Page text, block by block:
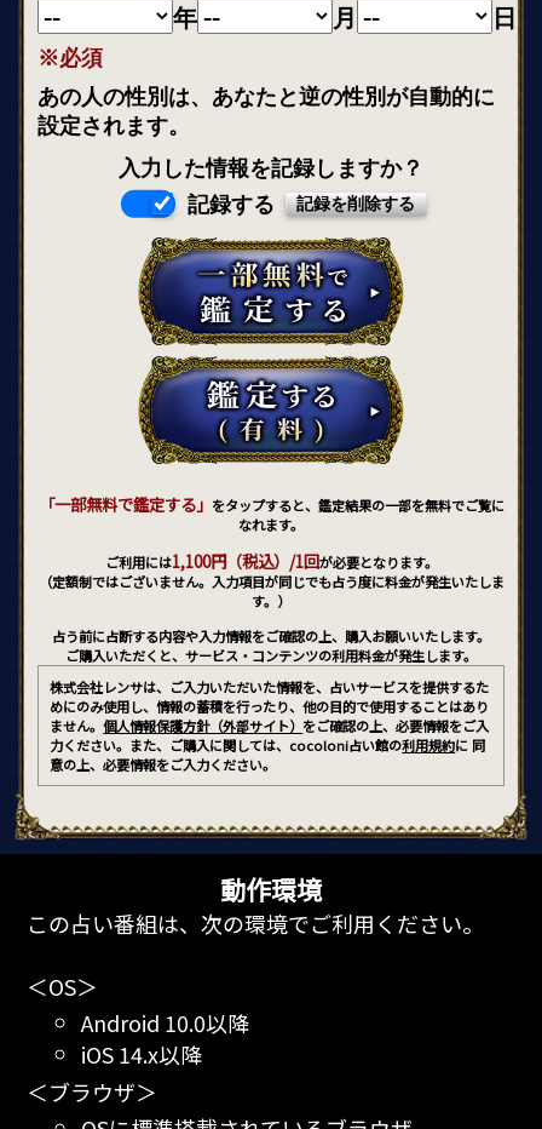
年
月 日
※必須
あの人の性別は、あなたと逆の性別が自動的に
設定されます。
入力した情報を記録しますか？
記録する
「一部無料で鑑定する」 をタップすると、鑑定結果の一部を無料でご覧に
なれます。
ご利用には1,100円（税込）/1回が必要となります。
（定額制ではございません。入力項目が同じでも占う度に料金が発生いたしま
す。）
占う前に占断する内容や入力情報をご確認の上、購入お願いいたします。
ご購入いただくと、サービス・コンテンツの利用料金が発生します。
株式会社レンサは、ご入力いただいた情報を、占いサービスを提供するた
めにのみ使用し、情報の蓄積を行ったり、他の目的で使用することはあり
ません。個人情報保護方針（外部サイト） をご確認の上、必要情報をご入
力ください。また、ご購入に関しては、cocoloni占い館の利用規約に 同
意の上、必要情報をご入力ください。
動作環境
この占い番組は、次の環境でご利用ください。
＜OS＞
Android 10.0以降
iOS 14.x以降
＜ブラウザ＞